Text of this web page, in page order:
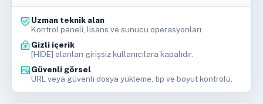
Uzman teknik alan
Kontrol paneli, lisans ve sunucu operasyonları.
Gizli içerik
[HIDE] alanları girişsiz kullanıcılara kapalıdır.
Güvenli görsel
URL veya güvenli dosya yükleme, tip ve boyut kontrolü.